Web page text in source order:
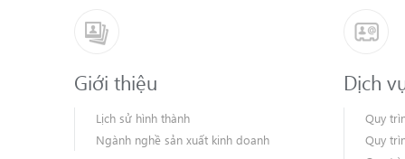
Giới thiệu
Lịch sử hình thành
Ngành nghề sản xuất kinh doanh
Dịch
Quy
Quy